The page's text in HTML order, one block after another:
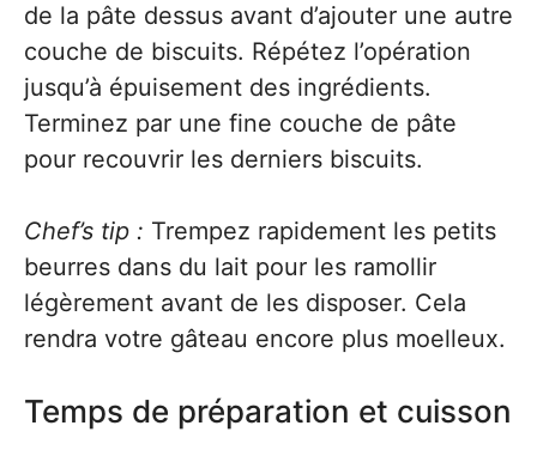
de la pâte dessus avant d’ajouter une autre
couche de biscuits. Répétez l’opération
jusqu’à épuisement des ingrédients.
Terminez par une fine couche de pâte
pour recouvrir les derniers biscuits.
Chef’s tip : Trempez rapidement les petits
beurres dans du lait pour les ramollir
légèrement avant de les disposer. Cela
rendra votre gâteau encore plus moelleux.
Temps de préparation et cuisson